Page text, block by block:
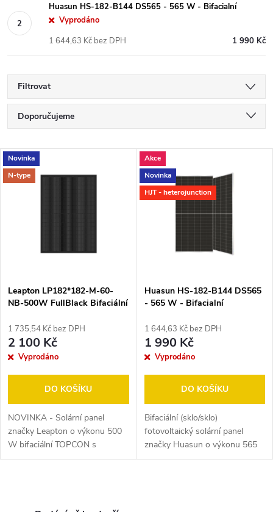
Huasun HS-182-B144 DS565 - 565 W - Bifacialní
Vyprodáno
1 990 Kč
1 644,63 Kč bez DPH
Filtrovat
Ř
a
z
p
r
o
u
k
Doporučujeme
Nejdražší
V
ý
s
p
r
o
d
u
k
Novinka
N-type
Leapton LP182*182-M-60-
NB-500W FullBlack Bifaciální
1 735,54 Kč bez DPH
2 100 Kč
Vyprodáno
DO KOŠÍKU
NOVINKA - Solární panel
značky Leapton o výkonu 500
W bifaciální TOPCON s
modifikovanými články N-TYPE
Akce
Novinka
HJT - heterojunction
Huasun HS-182-B144 DS565
- 565 W - Bifacialní
1 644,63 Kč bez DPH
1 990 Kč
Vyprodáno
DO KOŠÍKU
Bifaciální (sklo/sklo)
fotovoltaický solární panel
značky Huasun o výkonu 565
W a účinností 21.87 %. Řada